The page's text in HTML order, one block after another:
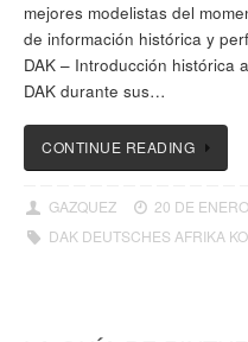
mejores modelistas del
de información histórica y
DAK – Introducción histórica
DAK durante sus…
CONTINUE READING
GAZQUEZ 20 DE
DAK DEUTSCHES AFRIKA